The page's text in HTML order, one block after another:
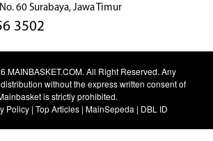
60 Surabaya, Jawa Timur
3502
MAINBASKET.COM. All Right Reserved. Any
without the express written consent of
is strictly prohibited.
Policy| Top Articles| MainSepeda | DBL ID